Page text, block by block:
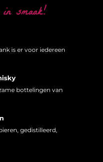
smaak!
is er voor iedereen
bottelingen van
gedistilleerd,